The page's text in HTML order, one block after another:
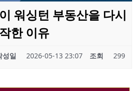
워싱턴 부동산을 다시
한 이유
성일 2026-05-13 23:07 조회 299